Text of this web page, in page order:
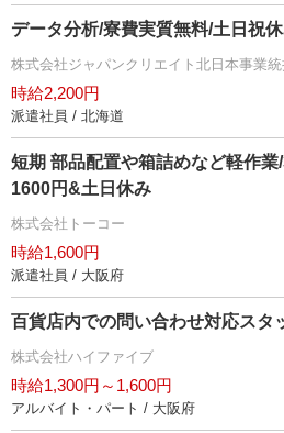
データ分析/寮費実質無料/土日祝
株式会社ジャパンクリエイト北日本事業統
時給2,200円
派遣社員 / 北海道
短期 部品配置や箱詰めなど軽作
1600円&土日休み
株式会社トーコー
時給1,600円
派遣社員 / 大阪府
百貨店内での問い合わせ対応スタ
株式会社ハイファイブ
時給1,300円～1,600円
アルバイト・パート / 大阪府